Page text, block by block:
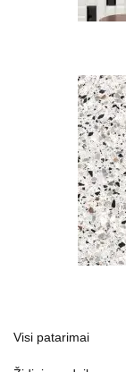
Visi patarimai